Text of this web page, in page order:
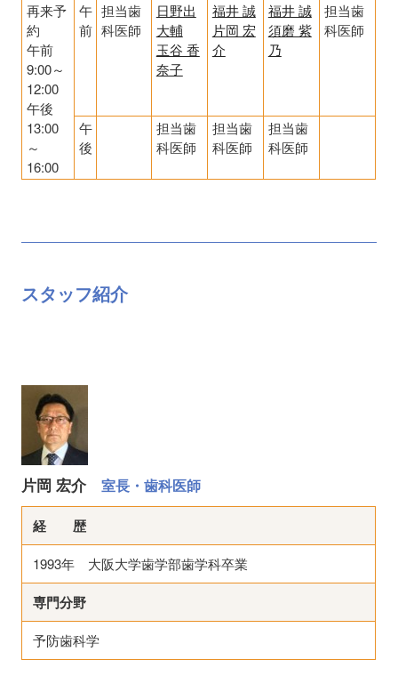
再来予
約
午前
9:00～
12:00
午後
13:00
～
16:00
午
前
担当歯
科医師
日野出
大輔
玉谷 香
奈子
福井 誠
片岡 宏
介
福井 誠
須磨 紫
乃
担当歯
科医師
午
後
担当歯
科医師
担当歯
科医師
担当歯
科医師
スタッフ紹介
片岡 宏介室長・歯科医師
経 歴
1993年 大阪大学歯学部歯学科卒業
専門分野
予防歯科学